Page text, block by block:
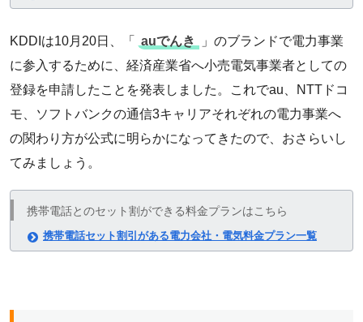
KDDIは10月20日、「 auでんき
」のブランドで電力事業
に参入するために、経済産業省へ小売電気事業者としての
登録を申請したことを発表しました。これでau、NTTドコ
モ、ソフトバンクの通信3キャリアそれぞれの電力事業へ
の関わり方が公式に明らかになってきたので、おさらいし
てみましょう。
携帯電話とのセット割ができる料金プランはこちら
携帯電話セット割引がある電力会社・電気料金プラン一覧